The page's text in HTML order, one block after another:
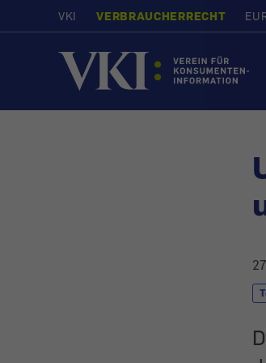
VKI VERBRAUCHERRECHT
Startseite